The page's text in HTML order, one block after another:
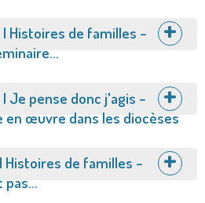
Histoires de familles –
Je pense donc j'agis –
en œuvre dans les diocèses
Histoires de familles –
pas...